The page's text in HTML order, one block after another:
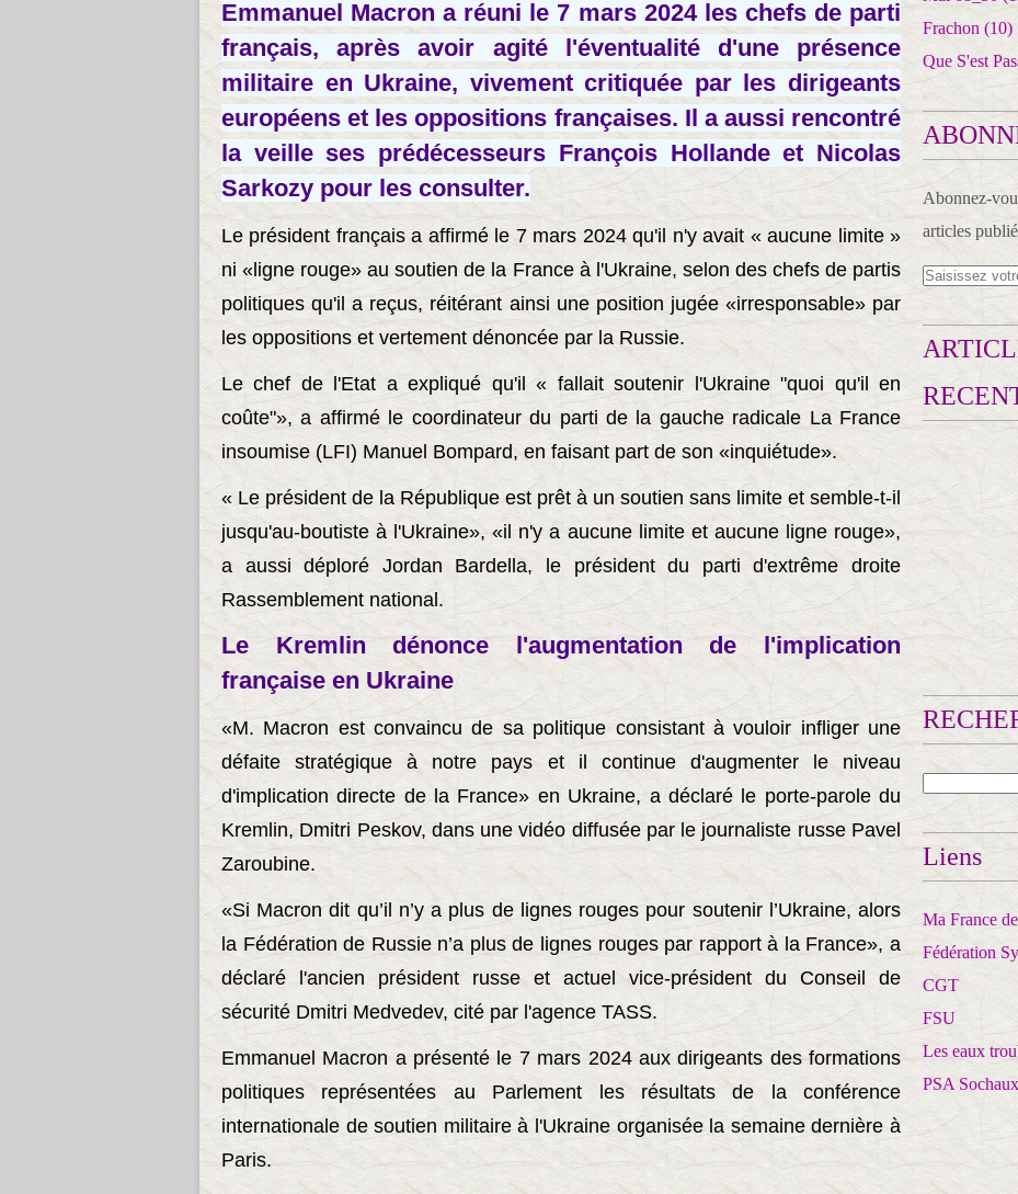
Emmanuel Macron a réuni le 7 mars 2024 les chefs de parti
français, après avoir agité l'éventualité d'une présence
militaire en Ukraine, vivement critiquée par les dirigeants
européens et les oppositions françaises. Il a aussi rencontré
la veille ses prédécesseurs François Hollande et Nicolas
Sarkozy pour les consulter.
Le président français a affirmé le 7 mars 2024 qu'il n'y avait « aucune limite »
ni «ligne rouge» au soutien de la France à l'Ukraine, selon des chefs de partis
politiques qu'il a reçus, réitérant ainsi une position jugée «irresponsable» par
les oppositions et vertement dénoncée par la Russie.
Le chef de l'Etat a expliqué qu'il « fallait soutenir l'Ukraine "quoi qu'il en
coûte"», a affirmé le coordinateur du parti de la gauche radicale La France
insoumise (LFI) Manuel Bompard, en faisant part de son «inquiétude».
« Le président de la République est prêt à un soutien sans limite et semble-t-il
jusqu'au-boutiste à l'Ukraine», «il n'y a aucune limite et aucune ligne rouge»,
a aussi déploré Jordan Bardella, le président du parti d'extrême droite
Rassemblement national.
Le Kremlin dénonce l'augmentation de l'implication
française en Ukraine
«M. Macron est convaincu de sa politique consistant à vouloir infliger une
défaite stratégique à notre pays et il continue d'augmenter le niveau
d'implication directe de la France» en Ukraine, a déclaré le porte-parole du
Kremlin, Dmitri Peskov, dans une vidéo diffusée par le journaliste russe Pavel
Zaroubine.
«Si Macron dit qu’il n’y a plus de lignes rouges pour soutenir l’Ukraine, alors
la Fédération de Russie n’a plus de lignes rouges par rapport à la France», a
déclaré l'ancien président russe et actuel vice-président du Conseil de
sécurité Dmitri Medvedev, cité par l'agence TASS.
Emmanuel Macron a présenté le 7 mars 2024 aux dirigeants des formations
politiques représentées au Parlement les résultats de la conférence
internationale de soutien militaire à l'Ukraine organisée la semaine dernière à
Paris.
Frachon (10)
Que S'est
Abonnez-
articles
Liens
Ma France
Fédération
CGT
FSU
Les eaux
PSA Sochaux